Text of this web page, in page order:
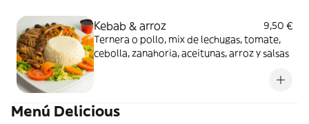
Kebab & arroz
9,50 €
Ternera o pollo, mix de lechugas, tomate,
cebolla, zanahoria, aceitunas, arroz y salsas
Menú Delicious